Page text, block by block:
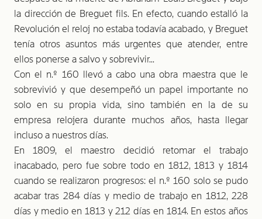
la dirección de Breguet fils. En efecto, cuando estalló la
Revolución el reloj no estaba todavía acabado, y Breguet
tenía otros asuntos más urgentes que atender, entre
ellos ponerse a salvo y sobrevivir...
Con el n.º 160 llevó a cabo una obra maestra que le
sobrevivió y que de­sempeñó un papel importante no
solo en su propia vida, sino también en la de su
empresa relojera durante muchos años, hasta llegar
incluso a nuestros días.
En 1809, el maestro decidió retomar el trabajo
inacabado, pero fue sobre todo en 1812, 1813 y 1814
cuando se realizaron progresos: el n.º 160 solo se pudo
acabar tras 284 días y medio de trabajo en 1812, 228
días y medio en 1813 y 212 días en 1814. En estos años